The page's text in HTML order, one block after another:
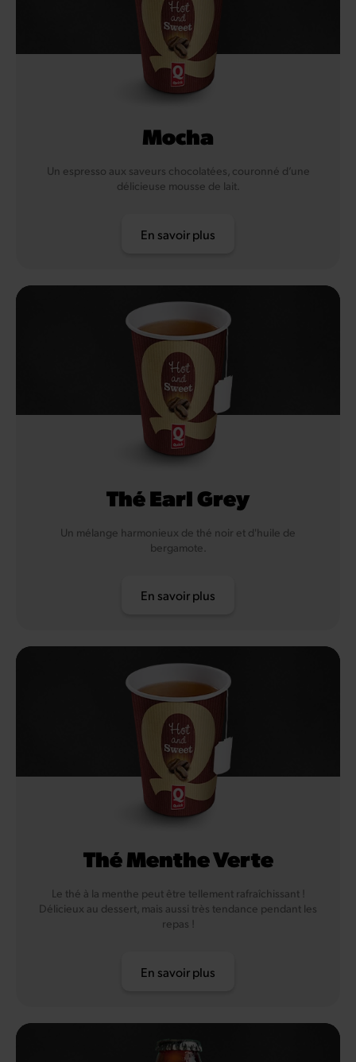
Mocha
Un espresso aux saveurs chocolatées, couronné d’une
délicieuse mousse de lait.
En savoir plus
Thé Earl Grey
Un mélange harmonieux de thé noir et d'huile de
bergamote.
En savoir plus
Thé Menthe Verte
Le thé à la menthe peut être tellement rafraîchissant !
Délicieux au dessert, mais aussi très tendance pendant les
repas !
En savoir plus